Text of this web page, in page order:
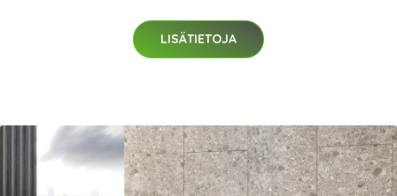
LISÄTIETOJA